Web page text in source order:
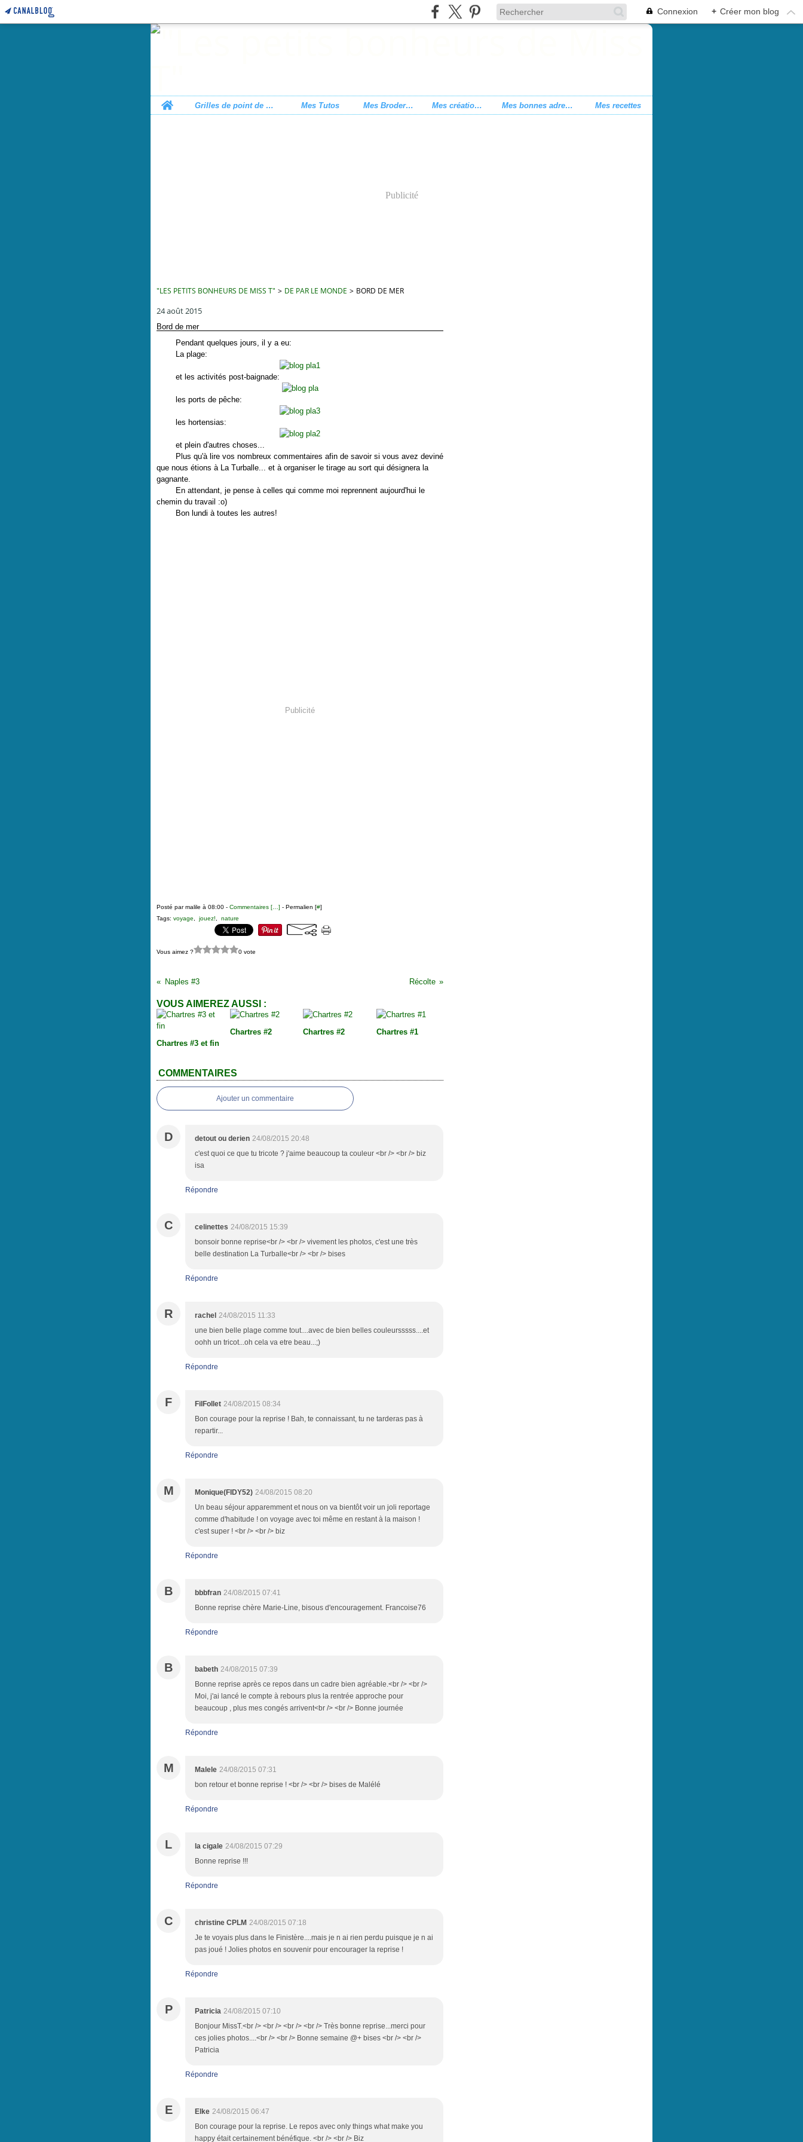
Connexion + Créer mon blog
Home
Grilles de point de croix Mes Tutos Mes Broderies Mes créations Mes bonnes adresses Mes recettes
Publicité
"LES PETITS BONHEURS DE MISS T" > DE PAR LE MONDE > BORD DE MER
24 août 2015
Bord de mer
Pendant quelques jours, il y a eu:
La plage:
et les activités post-baignade:
les ports de pêche:
les hortensias:
et plein d'autres choses...
Plus qu'à lire vos nombreux commentaires afin de savoir si vous avez deviné
que nous étions à La Turballe... et à organiser le tirage au sort qui désignera la
gagnante.
En attendant, je pense à celles qui comme moi reprennent aujourd'hui le
chemin du travail :o)
Bon lundi à toutes les autres!
Publicité
Posté par malile à 08:00 - Commentaires [ ] - Permalien [#]
Tags: voyage jouez! nature
Vous aimez ? 0 vote
Naples #3 Récolte
VOUS AIMEREZ AUSSI :
Chartres #3 et fin
Chartres #2 Chartres #2 Chartres #1
COMMENTAIRES
Ajouter un commentaire
D detout ou derien 24/08/2015 20:48
c'est quoi ce que tu tricote ? j'aime beaucoup ta couleur <br /> <br /> biz
isa
Répondre
C celinettes 24/08/2015 15:39
bonsoir bonne reprise<br /> <br /> vivement les photos, c'est une très
belle destination La Turballe<br /> <br /> bises
Répondre
R rachel 24/08/2015 11:33
une bien belle plage comme tout....avec de bien belles couleursssss....et
oohh un tricot...oh cela va etre beau...;)
Répondre
F FilFollet 24/08/2015 08:34
Bon courage pour la reprise ! Bah, te connaissant, tu ne tarderas pas à
repartir...
Répondre
M Monique(FIDY52) 24/08/2015 08:20
Un beau séjour apparemment et nous on va bientôt voir un joli reportage
comme d'habitude ! on voyage avec toi même en restant à la maison !
c'est super ! <br /> <br /> biz
Répondre
B bbbfran 24/08/2015 07:41
Bonne reprise chère Marie-Line, bisous d'encouragement. Francoise76
Répondre
B babeth 24/08/2015 07:39
Bonne reprise après ce repos dans un cadre bien agréable.<br /> <br />
Moi, j'ai lancé le compte à rebours plus la rentrée approche pour
beaucoup , plus mes congés arrivent<br /> <br /> Bonne journée
Répondre
M Malele 24/08/2015 07:31
bon retour et bonne reprise ! <br /> <br /> bises de Malélé
Répondre
L la cigale 24/08/2015 07:29
Bonne reprise !!!
Répondre
C christine CPLM 24/08/2015 07:18
Je te voyais plus dans le Finistère....mais je n ai rien perdu puisque je n ai
pas joué ! Jolies photos en souvenir pour encourager la reprise !
Répondre
P Patricia 24/08/2015 07:10
Bonjour MissT.<br /> <br /> <br /> <br /> Très bonne reprise...merci pour
ces jolies photos....<br /> <br /> Bonne semaine @+ bises <br /> <br />
Patricia
Répondre
E Elke 24/08/2015 06:47
Bon courage pour la reprise. Le repos avec only things what make you
happy était certainement bénéfique. <br /> <br /> Biz